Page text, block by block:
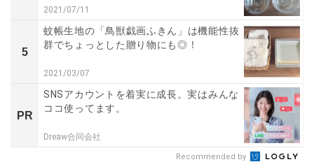
2021/07/11
5
蚊帳生地の「鳥獣戯画ふきん」は機能性抜
群でちょっとした贈り物にも◎！
2021/03/07
PR
SNSアカウントを着実に成長。実はみんな
ココ使ってます。
Dreaw合同会社
Recommended by